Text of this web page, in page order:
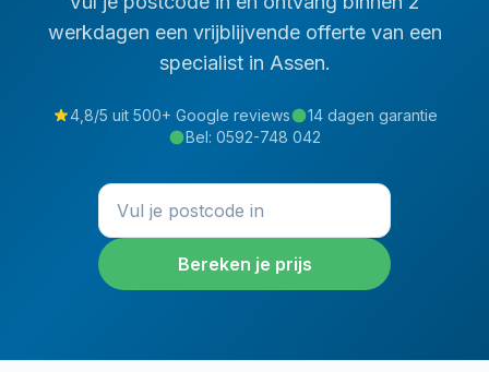
werkdagen een vrijblijvende offerte van een
specialist in Assen.
4,8/5 uit 500+ Google reviews
14 dagen garantie
Bel: 0592-748 042
Bereken je prijs